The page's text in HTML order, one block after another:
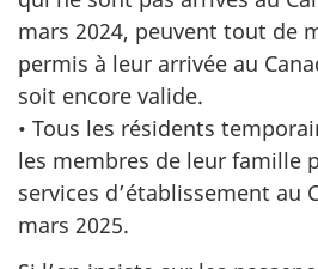
mars 2024, peuvent tout de
permis à leur arrivée au
soit encore valide.
• Tous les résidents
les membres de leur famille
services d’établissement au
mars 2025.